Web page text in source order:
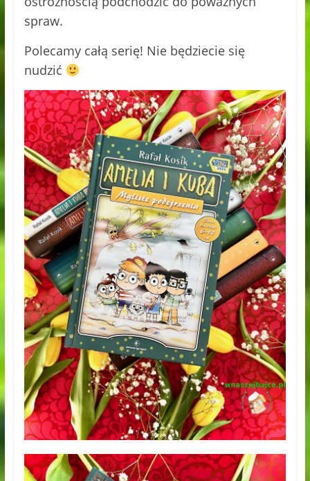
spraw.
Polecamy całą serię! Nie będziecie się
nudzić